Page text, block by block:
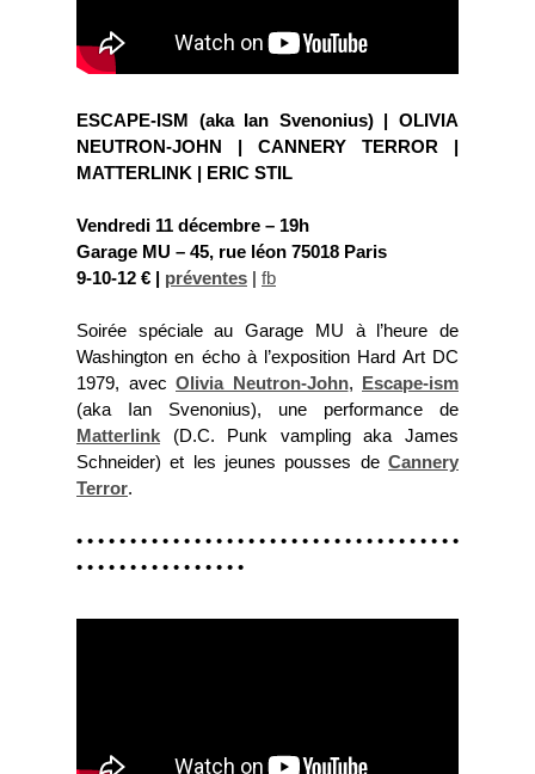
ESCAPE-ISM (aka Ian Svenonius) | OLIVIA
NEUTRON-JOHN | CANNERY TERROR |
MATTERLINK | ERIC STIL
Vendredi 11 décembre – 19h
Garage MU – 45, rue léon 75018 Paris
9-10-12 € | préventes fb
Soirée spéciale au Garage MU à l’heure de
Washington en écho à l’exposition Hard Art DC
1979, avec Olivia Neutron-John,
Escape-ism
(aka Ian Svenonius), une performance de
Matterlink (D.C. Punk vampling aka James
Schneider) et les jeunes pousses de Cannery
Terror.
• • • • • • • • • • • • • • • • • • • • • • • • • • • • • • • • • • • •
• • • • • • • • • • • • • • • •